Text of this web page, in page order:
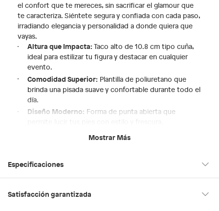
el confort que te mereces, sin sacrificar el glamour que
te caracteriza. Siéntete segura y confiada con cada paso,
irradiando elegancia y personalidad a donde quiera que
vayas.
Altura que Impacta: Taco alto de 10.8 cm tipo cuña,
ideal para estilizar tu figura y destacar en cualquier
evento.
Comodidad Superior: Plantilla de poliuretano que
brinda una pisada suave y confortable durante todo el
día.
Diseño Moderno: Forma de punta abierta que
Horma pequeña que se adapta
Estilo Versátil:
casuales o elevar outfits más formales, adaptándose a
Mostrar Más
Especificaciones
Hecho en
Satisfacción garantizada